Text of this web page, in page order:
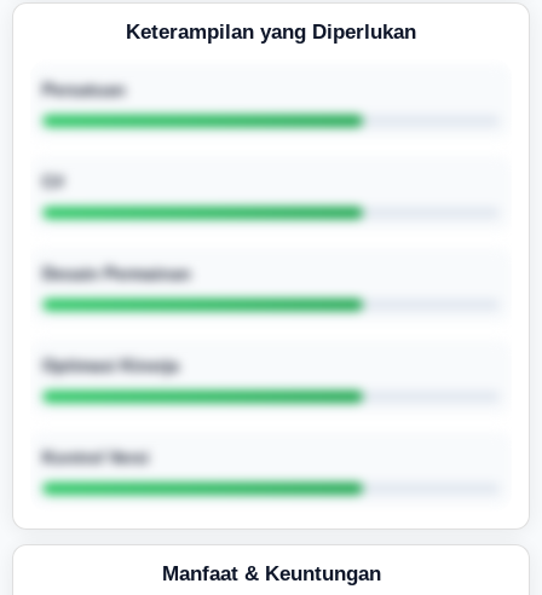
Keterampilan yang Diperlukan
Persatuan
C#
Desain Permainan
Optimasi Kinerja
Kontrol Versi
Manfaat & Keuntungan